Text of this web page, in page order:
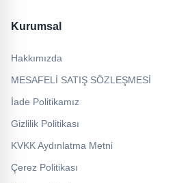
Kurumsal
Hakkımızda
MESAFELİ SATIŞ SÖZLEŞMESİ
İade Politikamız
Gizlilik Politikası
KVKK Aydınlatma Metni
Çerez Politikası